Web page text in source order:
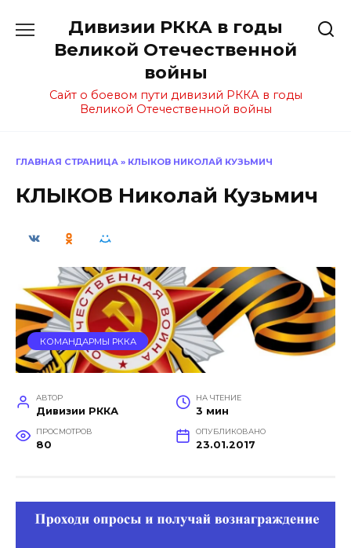
содержанию
Дивизии РККА в годы
Великой Отечественной
войны
Сайт о боевом пути дивизий РККА в годы
Великой Отечественной войны
ГЛАВНАЯ СТРАНИЦА » КЛЫКОВ НИКОЛАЙ КУЗЬМИЧ
КЛЫКОВ Николай Кузьмич
КОМАНДАРМЫ РККА
АВТОР
Дивизии РККА
НА ЧТЕНИЕ
3 мин
ПРОСМОТРОВ
80
ОПУБЛИКОВАНО
23.01.2017